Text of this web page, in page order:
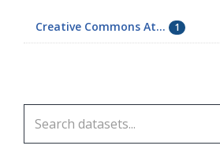
Creative Commons At... 1